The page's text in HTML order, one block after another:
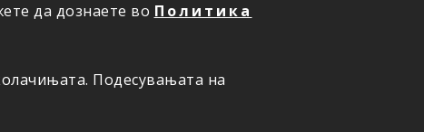
да дознаете во Политика
Подесувањата на